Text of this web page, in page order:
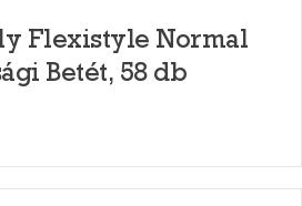
Flexistyle Normal
Betét, 58 db